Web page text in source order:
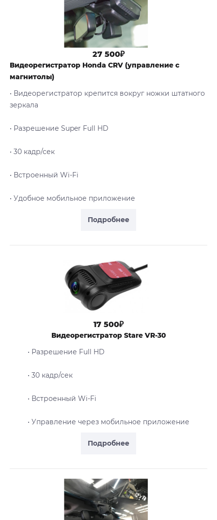
Подробнее
27 500₽
Видеорегистратор Honda CRV (управление с
магнитолы)
• Видеорегистратор крепится вокруг ножки штатного
зеркала
• Разрешение Super Full HD
• 30 кадр/сек
• Встроенный Wi-Fi
• Удобное мобильное приложение
Подробнее
17 500₽
Видеорегистратор Stare VR-30
• Разрешение Full HD
• 30 кадр/сек
• Встроенный Wi-Fi
• Управление через мобильное приложение